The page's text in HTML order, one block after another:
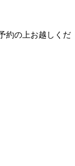
約の上お越しくだ